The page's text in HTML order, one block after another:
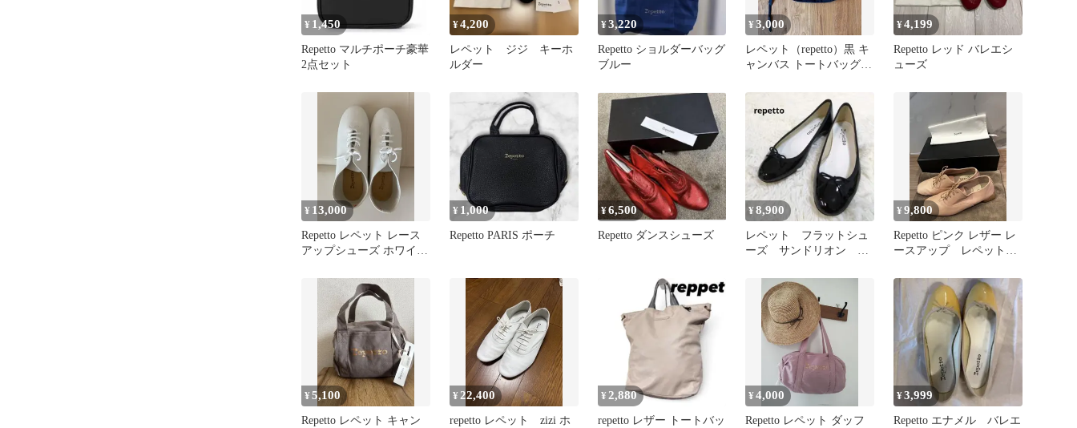
¥ 1,450
Repetto マルチポーチ豪華
2点セット
¥4,200
レペット ジジ キーホ
ルダー
¥3,220
Repetto ショルダーバッグ
ブルー
¥3,000
レペット（repetto）黒 キ
ャンバス トートバッグ
¥4,199
Repetto レッド バレエシ
ューズ
¥ 13,000
Repetto レペット レース
アップシューズ ホワイ
¥ 1,000
Repetto PARIS ポーチ
¥6,500
Repetto ダンスシューズ
¥8,900
レペット フラットシュ
ーズ サンドリオン エ
ブラック
¥9,800
Repetto ピンク レザー レ
ースアップ レペット
¥5,100
Repetto レペット キャン
¥22,400
repetto レペット zizi ホ
¥ 2,880
repetto レザー トートバッ
¥4,000
Repetto レペット ダッフ
¥3,999
Repetto エナメル バレエ